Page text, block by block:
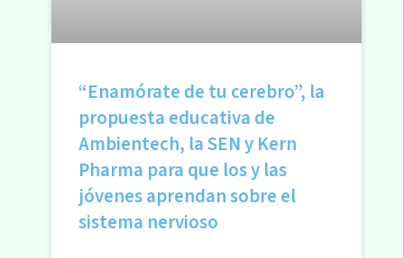
“Enamórate de tu cerebro”, la
propuesta educativa de
Ambientech, la SEN y Kern
Pharma para que los y las
jóvenes aprendan sobre el
sistema nervioso